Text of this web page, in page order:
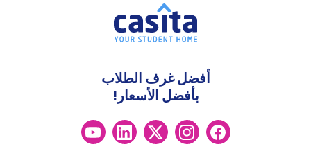
أفضل غرف الطلاب
بأفضل الأسعار!